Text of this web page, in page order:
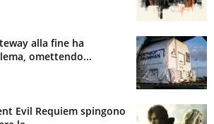
alla fine ha
omettendo...
Evil Requiem spingono